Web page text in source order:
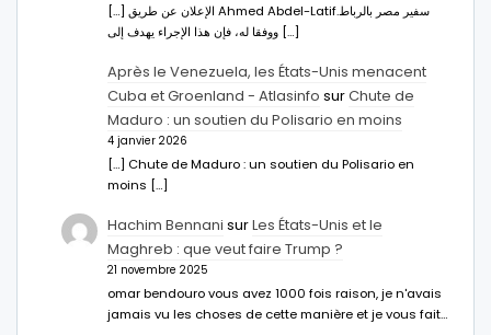
[…] الإعلان عن طريق Ahmed Abdel-Latifسفير مصر بالرباط.
ووفقا له، فإن هذا الإجراء يهدف إلى […]
Après le Venezuela, les États-Unis menacent
Cuba et Groenland - Atlasinfo surChute de
Maduro : un soutien du Polisario en moins
4 janvier 2026
[…] Chute de Maduro : un soutien du Polisario en
moins […]
Hachim Bennani surLes États-Unis et le
Maghreb : que veut faire Trump ?
21 novembre 2025
omar bendouro vous avez 1000 fois raison, je n'avais
jamais vu les choses de cette manière et je vous fait…